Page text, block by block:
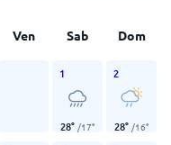
Ven Sab Dom
1
28° /17°
2
28° /16°